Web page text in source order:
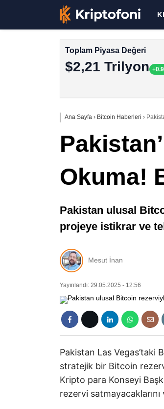
Toplam Piyasa Değeri
$2,21 Trilyon
Ana Sayfa › Bitcoin Haberleri ›
Okuma!
Pakistan ulusal
projeye istikrar ve
Mesut İnan
Yayınlandı: 29.05.2025 - 12:56
Pakistan Las Vegas’taki
stratejik bir Bitcoin
Kripto para Konseyi
rezervi